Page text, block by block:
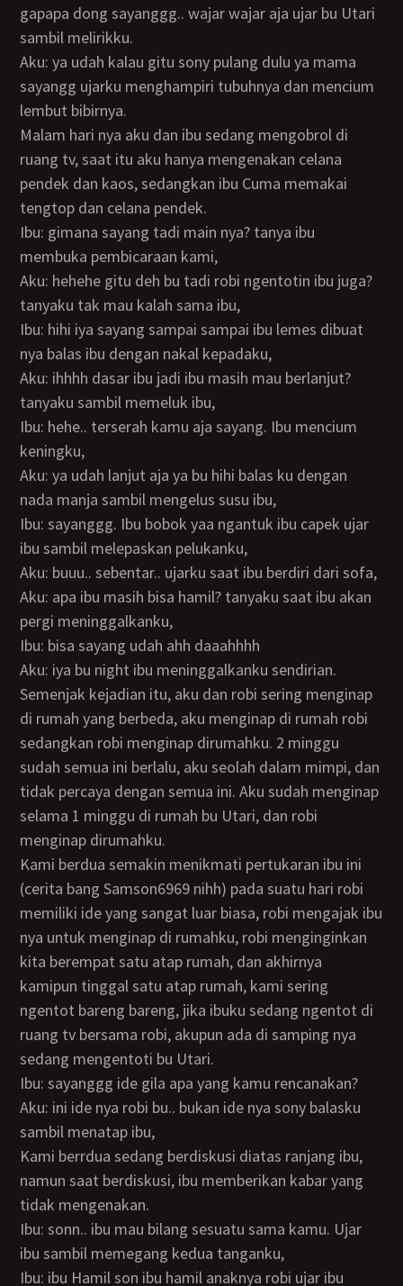
gapapa dong sayanggg.. wajar wajar aja ujar bu Utari
sambil melirikku.
Aku: ya udah kalau gitu sony pulang dulu ya mama
sayangg ujarku menghampiri tubuhnya dan mencium
lembut bibirnya.
Malam hari nya aku dan ibu sedang mengobrol di
ruang tv, saat itu aku hanya mengenakan celana
pendek dan kaos, sedangkan ibu Cuma memakai
tengtop dan celana pendek.
Ibu: gimana sayang tadi main nya? tanya ibu
membuka pembicaraan kami,
Aku: hehehe gitu deh bu tadi robi ngentotin ibu juga?
tanyaku tak mau kalah sama ibu,
Ibu: hihi iya sayang sampai sampai ibu lemes dibuat
nya balas ibu dengan nakal kepadaku,
Aku: ihhhh dasar ibu jadi ibu masih mau berlanjut?
tanyaku sambil memeluk ibu,
Ibu: hehe.. terserah kamu aja sayang. Ibu mencium
keningku,
Aku: ya udah lanjut aja ya bu hihi balas ku dengan
nada manja sambil mengelus susu ibu,
Ibu: sayanggg. Ibu bobok yaa ngantuk ibu capek ujar
ibu sambil melepaskan pelukanku,
Aku: buuu.. sebentar.. ujarku saat ibu berdiri dari sofa,
Aku: apa ibu masih bisa hamil? tanyaku saat ibu akan
pergi meninggalkanku,
Ibu: bisa sayang udah ahh daaahhhh
Aku: iya bu night ibu meninggalkanku sendirian.
Semenjak kejadian itu, aku dan robi sering menginap
di rumah yang berbeda, aku menginap di rumah robi
sedangkan robi menginap dirumahku. 2 minggu
sudah semua ini berlalu, aku seolah dalam mimpi, dan
tidak percaya dengan semua ini. Aku sudah menginap
selama 1 minggu di rumah bu Utari, dan robi
menginap dirumahku.
Kami berdua semakin menikmati pertukaran ibu ini
(cerita bang Samson6969 nihh) pada suatu hari robi
memiliki ide yang sangat luar biasa, robi mengajak ibu
nya untuk menginap di rumahku, robi menginginkan
kita berempat satu atap rumah, dan akhirnya
kamipun tinggal satu atap rumah, kami sering
ngentot bareng bareng, jika ibuku sedang ngentot di
ruang tv bersama robi, akupun ada di samping nya
sedang mengentoti bu Utari.
Ibu: sayanggg ide gila apa yang kamu rencanakan?
Aku: ini ide nya robi bu.. bukan ide nya sony balasku
sambil menatap ibu,
Kami berrdua sedang berdiskusi diatas ranjang ibu,
namun saat berdiskusi, ibu memberikan kabar yang
tidak mengenakan.
Ibu: sonn.. ibu mau bilang sesuatu sama kamu. Ujar
ibu sambil memegang kedua tanganku,
Ibu: ibu Hamil son ibu hamil anaknya robi ujar ibu